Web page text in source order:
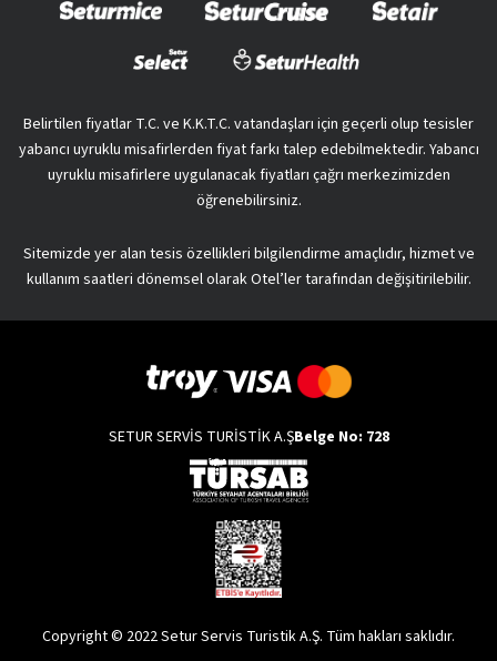
Belirtilen fiyatlar T.C. ve K.K.T.C. vatandaşları için geçerli olup tesisler
yabancı uyruklu misafirlerden fiyat farkı talep edebilmektedir. Yabancı
uyruklu misafirlere uygulanacak fiyatları çağrı merkezimizden
öğrenebilirsiniz.
Sitemizde yer alan tesis özellikleri bilgilendirme amaçlıdır, hizmet ve
kullanım saatleri dönemsel olarak Otel’ler tarafından değişitirilebilir.
SETUR SERVİS TURİSTİK A.ŞBelge No: 728
Copyright © 2022 Setur Servis Turistik A.Ş. Tüm hakları saklıdır.